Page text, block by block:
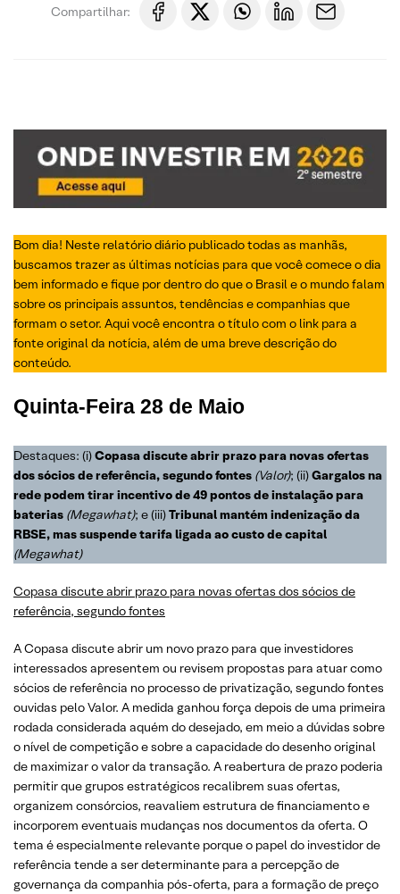
Compartilhar:
Bom dia! Neste relatório diário publicado todas as manhãs,
buscamos trazer as últimas notícias para que você comece o dia
bem informado e fique por dentro do que o Brasil e o mundo falam
sobre os principais assuntos, tendências e companhias que
formam o setor. Aqui você encontra o título com o link para a
fonte original da notícia, além de uma breve descrição do
conteúdo.
Quinta-Feira 28 de Maio
Destaques: (i)Copasa discute abrir prazo para novas ofertas
dos sócios de referência, segundo fontes (Valor); (ii)Gargalos na
rede podem tirar incentivo de 49 pontos de instalação para
baterias (Megawhat); e (iii)Tribunal mantém indenização da
RBSE, mas suspende tarifa ligada ao custo de capital
(Megawhat)
Copasa discute abrir prazo para novas ofertas dos sócios de
referência, segundo fontes
A Copasa discute abrir um novo prazo para que investidores
interessados apresentem ou revisem propostas para atuar como
sócios de referência no processo de privatização, segundo fontes
ouvidas pelo Valor. A medida ganhou força depois de uma primeira
rodada considerada aquém do desejado, em meio a dúvidas sobre
o nível de competição e sobre a capacidade do desenho original
de maximizar o valor da transação. A reabertura de prazo poderia
permitir que grupos estratégicos recalibrem suas ofertas,
organizem consórcios, reavaliem estrutura de financiamento e
incorporem eventuais mudanças nos documentos da oferta. O
tema é especialmente relevante porque o papel do investidor de
referência tende a ser determinante para a percepção de
governança da companhia pós-oferta, para a formação de preço